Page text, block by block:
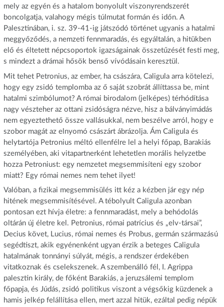
mely az egyén és a hatalom bonyolult viszonyrendszerét
boncolgatja, valahogy mégis túlmutat formán és időn. A
Palesztinában, i. sz. 39-41-ig játszódó történet ugyanis a hatalmi
meggyőződés, a nemzeti fennmaradás, és egyáltalán, a hitükben
elő és éltetett népcsoportok igazságainak összetűzését festi meg,
s mindezt a drámai hősök benső vívódásain keresztül.
Mit tehet Petronius, az ember, ha császára, Caligula arra kötelezi,
hogy egy zsidó templomba az ő saját szobrát állíttassa be, mint
hatalmi szimbólumot? A római birodalom (jelképes) térhódítása
nagy vészteher az ottani zsidóságra nézve, hisz a bálványimádás
nem egyeztethető össze vallásukkal, nem beszélve arról, hogy e
szobor magát az elnyomó császárt ábrázolja. Ám Caligula és
helytartója Petronius méltó ellenfélre lel a helyi főpap, Barakiás
személyében, aki vitapartnerként lehetetlen morális helyzetbe
hozza Petroniust: egy nemzetet megsemmisíteni egy szobor
miatt? Egy római nemes nem tehet ilyet!
Valóban, a fizikai megsemmisülés itt kéz a kézben jár egy nép
hitének megsemmisítésével. A tébolyult Caligula azonban
pontosan ezt hívja életre: a fennmaradást, mely a behódolás
oltárán új életre kel. Petronius, római patrícius és „elv-társai”,
Decius követ, Lucius, római nemes és Probus, germán származású
segédtiszt, akik egyénenként ugyan érzik a beteges Caligula
hatalmának tonnányi súlyát, mégis, a rendszer érdekében
vitatkoznak és cselekszenek. A szembenálló fél, I. Agrippa
palesztin király, de főként Barakiás, a jeruzsálemi templom
főpapja, és Júdás, zsidó politikus viszont a végsőkig küzdenek a
hamis jelkép felállítása ellen, mert azzal hitük, ezáltal pedig népük